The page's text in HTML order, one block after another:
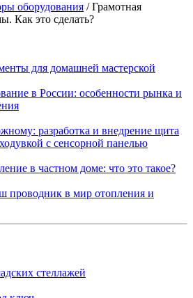
оборудования /Грамотная
Как это сделать?
для домашней мастерской
в России: особенности рынка и
разработка и внедрение щита
с сенсорной панелью
в частном доме: что это такое?
проводник в мир отопления и
стеллажей